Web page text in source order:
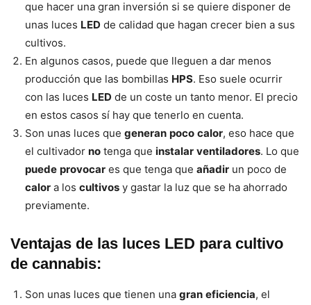
que hacer una gran inversión si se quiere disponer de
unas luces LED de calidad que hagan crecer bien a sus
cultivos.
En algunos casos, puede que lleguen a dar menos
producción que las bombillas HPS. Eso suele ocurrir
con las luces LED de un coste un tanto menor. El precio
en estos casos sí hay que tenerlo en cuenta.
Son unas luces que generan poco calor, eso hace que
el cultivador no tenga que instalar ventiladores. Lo que
puede provocar es que tenga que añadir un poco de
calor a los cultivos y gastar la luz que se ha ahorrado
previamente.
Ventajas de las luces LED para cultivo
de cannabis:
Son unas luces que tienen una gran eficiencia, el